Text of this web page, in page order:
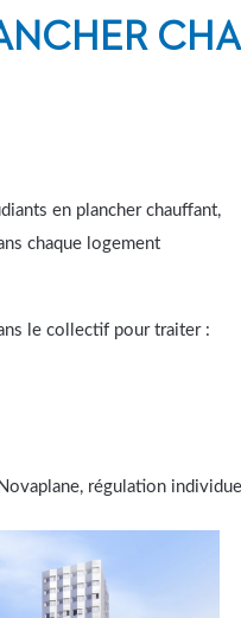
en plancher chauffant,
chaque logement
le collectif pour traiter :
régulation